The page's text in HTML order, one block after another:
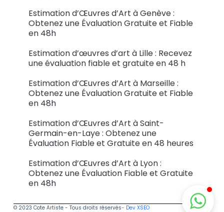
Estimation d’Œuvres d’Art à Genève :
Obtenez une Évaluation Gratuite et Fiable
en 48h
Estimation d’œuvres d’art à Lille : Recevez
une évaluation fiable et gratuite en 48 h
Estimation d’Œuvres d’Art à Marseille :
Obtenez une Évaluation Gratuite et Fiable
en 48h
Estimation d’Œuvres d’Art à Saint-
Germain-en-Laye : Obtenez une
Évaluation Fiable et Gratuite en 48 heures
Estimation d’Œuvres d’Art à Lyon :
Obtenez une Évaluation Fiable et Gratuite
en 48h
© 2023 Cote Artiste - Tous droits réservés- Dev XSEO